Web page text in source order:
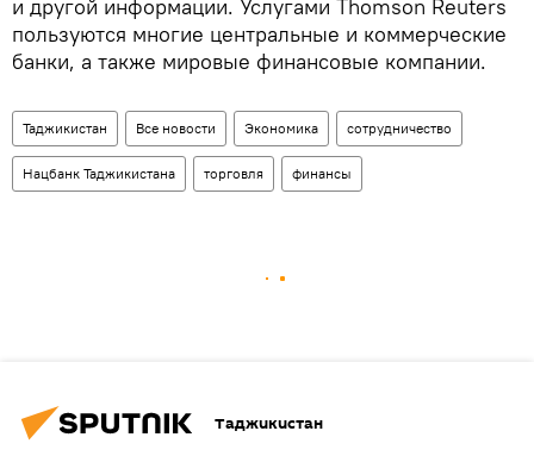
и другой информации. Услугами Thomson Reuters
пользуются многие центральные и коммерческие
банки, а также мировые финансовые компании.
Таджикистан Все новости Экономика сотрудничество
Нацбанк Таджикистана торговля финансы
Таджикистан